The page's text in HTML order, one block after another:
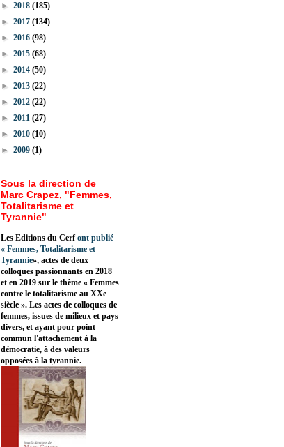
► 2018 (185)
► 2017 (134)
► 2016 (98)
► 2015 (68)
► 2014 (50)
► 2013 (22)
► 2012 (22)
► 2011 (27)
► 2010 (10)
► 2009 (1)
Sous la direction de
Marc Crapez, "Femmes,
Totalitarisme et
Tyrannie"
Les Editions du Cerfont publié
« Femmes, Totalitarisme et
Tyrannie», actes de deux
colloques passionnants en 2018
et en 2019 sur le thème « Femmes
contre le totalitarisme au XXe
siècle ». Les actes de colloques de
femmes, issues de milieux et pays
divers, et ayant pour point
commun l'attachement à la
démocratie, à des valeurs
opposées à la tyrannie.